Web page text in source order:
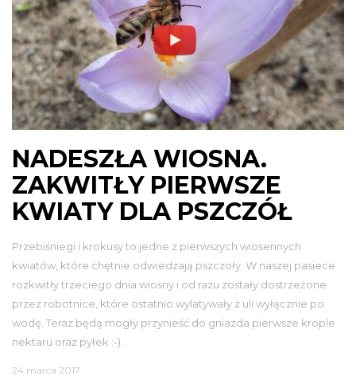
NADESZŁA WIOSNA.
ZAKWITŁY PIERWSZE
KWIATY DLA PSZCZÓŁ
Przebiśniegi i krokusy to jedne z pierwszych wiosennych
kwiatów, które chętnie odwiedzają pszczoły. W naszej pasiece
rozkwitły trzeciego dnia wiosny i od razu zostały dostrzeżone
przez robotnice, które ostatnio wylatywały z uli wyłącznie po
wodę. Teraz będą mogły przynieść do gniazda pierwsze krople
nektaru oraz pyłek :-).
24 marca 2017